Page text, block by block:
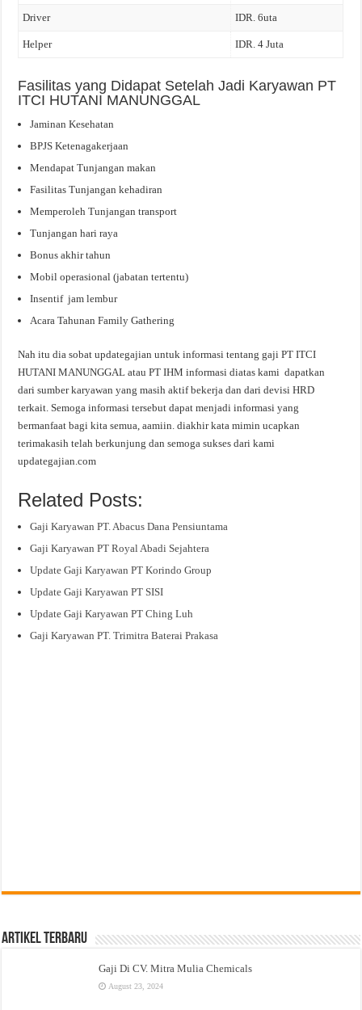
Driver IDR. 6uta
Helper IDR. 4 Juta
Fasilitas yang Didapat Setelah Jadi Karyawan PT
ITCI HUTANI MANUNGGAL
Jaminan Kesehatan
BPJS Ketenagakerjaan
Mendapat Tunjangan makan
Fasilitas Tunjangan kehadiran
Memperoleh Tunjangan transport
Tunjangan hari raya
Bonus akhir tahun
Mobil operasional (jabatan tertentu)
Insentif jam lembur
Acara Tahunan Family Gathering
Nah itu dia sobat updategajian untuk informasi tentang gaji PT ITCI
HUTANI MANUNGGAL atau PT IHM informasi diatas kami dapatkan
dari sumber karyawan yang masih aktif bekerja dan dari devisi HRD
terkait. Semoga informasi tersebut dapat menjadi informasi yang
bermanfaat bagi kita semua, aamiin. diakhir kata mimin ucapkan
terimakasih telah berkunjung dan semoga sukses dari kami
updategajian.com
Related Posts:
Gaji Karyawan PT. Abacus Dana Pensiuntama
Gaji Karyawan PT Royal Abadi Sejahtera
Update Gaji Karyawan PT Korindo Group
Update Gaji Karyawan PT SISI
Update Gaji Karyawan PT Ching Luh
Gaji Karyawan PT. Trimitra Baterai Prakasa
Artikel Terbaru
Gaji Di CV. Mitra Mulia Chemicals
August 23, 2024